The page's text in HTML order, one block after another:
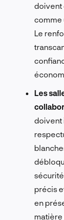
doivent
comme
Le
Les
doivent
précis
en
matière